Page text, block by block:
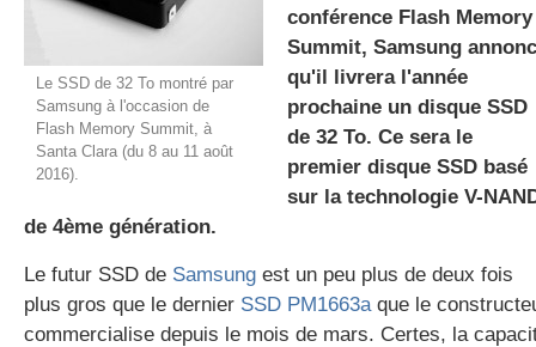
Le SSD de 32 To montré par
Samsung à l'occasion de
Flash Memory Summit, à
Santa Clara (du 8 au 11 août
2016).
conférence Flash Memory
Summit, Samsung
qu'il livrera l'année
prochaine un disque SSD
de 32 To. Ce sera le
premier disque SSD basé
sur la technologie V-
de 4ème génération.
Le futur SSD de Samsung est un peu plus de deux fois
plus gros que le dernier SSD PM1663aque le
commercialise depuis le mois de mars. Certes, la